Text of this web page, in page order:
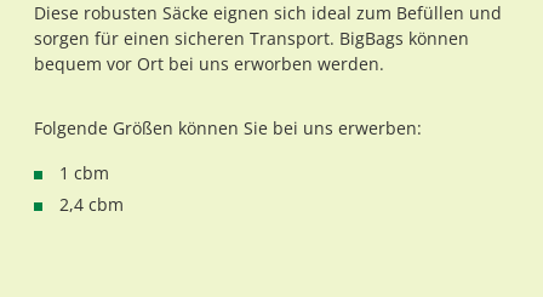
Diese robusten Säcke eignen sich ideal zum Befüllen und
sorgen für einen sicheren Transport. BigBags können
bequem vor Ort bei uns erworben werden.
Folgende Größen können Sie bei uns erwerben:
1 cbm
2,4 cbm